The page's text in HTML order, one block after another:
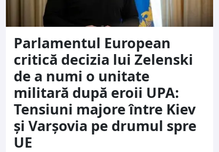
Parlamentul European
critică decizia lui Zelenski
de a numi o unitate
militară după eroii UPA:
Tensiuni majore între Kiev
și Varșovia pe drumul spre
UE